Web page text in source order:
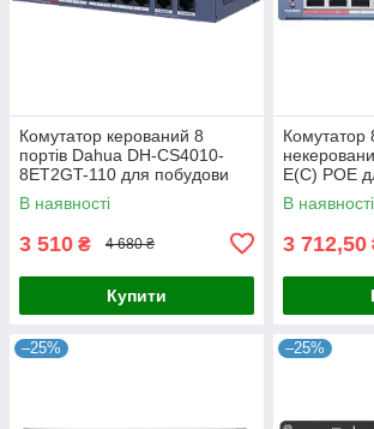
Комутатор керований 8
портів Dahua DH-CS4010-
8ET2GT-110 для побудови
мережі з PoE, 110 Вт,
10/100/1000M, робоча
В наявності
3 510 ₴ 4 680 ₴
Купити
Комутатор
E(C) POE
В наявності
3 712,50
–25% –25%